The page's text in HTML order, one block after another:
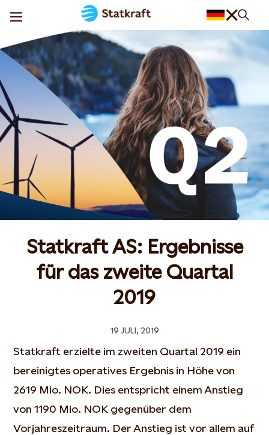
Statkraft AS: Ergebnisse
für das zweite Quartal
2019
19 JULI, 2019
Statkraft erzielte im zweiten Quartal 2019 ein
bereinigtes operatives Ergebnis in Höhe von
2619 Mio. NOK. Dies entspricht einem Anstieg
von 1190 Mio. NOK gegenüber dem
Vorjahreszeitraum. Der Anstieg ist vor allem auf